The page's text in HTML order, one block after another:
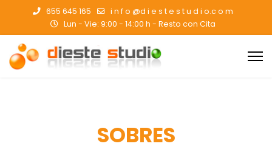
655 645 165
i n f o @d i e s t e s t u d i o.c o m
Lun - Vie: 9:00 - 14:00 h - Resto con Cita
SOBRES